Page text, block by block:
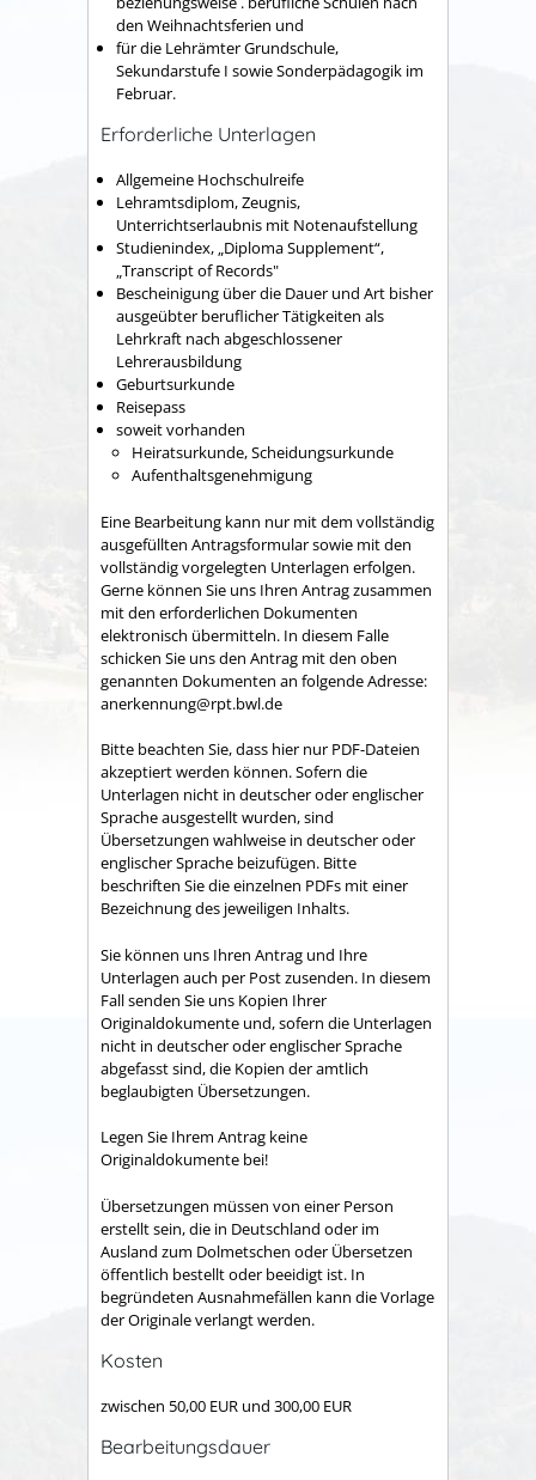
den Weihnachtsferien und
für die Lehrämter Grundschule,
Sekundarstufe I sowie Sonderpädagogik im
Februar.
Erforderliche Unterlagen
Allgemeine Hochschulreife
Lehramtsdiplom, Zeugnis,
Unterrichtserlaubnis mit Notenaufstellung
Studienindex, „Diploma Supplement“,
„Transcript of Records"
Bescheinigung über die Dauer und Art bisher
ausgeübter beruflicher Tätigkeiten als
Lehrkraft nach abgeschlossener
Lehrerausbildung
Geburtsurkunde
Reisepass
soweit vorhanden
Heiratsurkunde, Scheidungsurkunde
Aufenthaltsgenehmigung
Eine Bearbeitung kann nur mit dem vollständig
ausgefüllten Antragsformular sowie mit den
vollständig vorgelegten Unterlagen erfolgen.
Gerne können Sie uns Ihren Antrag zusammen
mit den erforderlichen Dokumenten
elektronisch übermitteln. In diesem Falle
schicken Sie uns den Antrag mit den oben
genannten Dokumenten an folgende Adresse:
anerkennung@rpt.bwl.de
Bitte beachten Sie, dass hier nur PDF-Dateien
akzeptiert werden können. Sofern die
Unterlagen nicht in deutscher oder englischer
Sprache ausgestellt wurden, sind
Übersetzungen wahlweise in deutscher oder
englischer Sprache beizufügen. Bitte
beschriften Sie die einzelnen PDFs mit einer
Bezeichnung des jeweiligen Inhalts.
Sie können uns Ihren Antrag und Ihre
Unterlagen auch per Post zusenden. In diesem
Fall senden Sie uns Kopien Ihrer
Originaldokumente und, sofern die Unterlagen
nicht in deutscher oder englischer Sprache
abgefasst sind, die Kopien der amtlich
beglaubigten Übersetzungen.
Legen Sie Ihrem Antrag keine
Originaldokumente bei!
Übersetzungen müssen von einer Person
erstellt sein, die in Deutschland oder im
Ausland zum Dolmetschen oder Übersetzen
öffentlich bestellt oder beeidigt ist. In
begründeten Ausnahmefällen kann die Vorlage
der Originale verlangt werden.
Kosten
zwischen 50,00 EUR und 300,00 EUR
Bearbeitungsdauer